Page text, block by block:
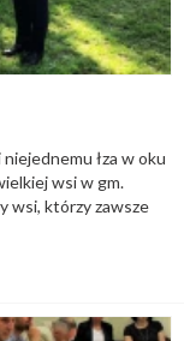
łza w oku
wsi w gm.
wsi, którzy zawsze